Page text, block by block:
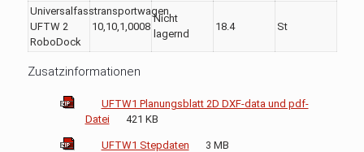
Universalfasstransportwagen
UFTW 2
RoboDock
10,10,1,0008
Nicht
lagernd
18.4 St
Zusatzinformationen
UFTW1 Planungsblatt 2D DXF-data und pdf-
Datei
421 KB
UFTW1 Stepdaten 3 MB